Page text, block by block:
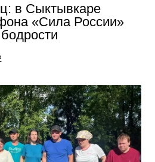
в Сыктывкаре
«Сила России»